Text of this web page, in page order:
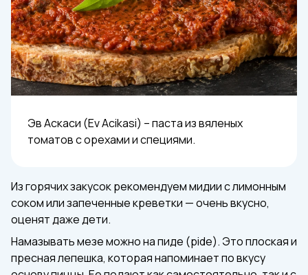
Эв Аскаси (Ev Acikasi) – паста из вяленых
томатов с орехами и специями.
Из горячих закусок рекомендуем мидии с лимонным
соком или запеченные креветки — очень вкусно,
оценят даже дети.
Намазывать мезе можно на пиде (pide). Это плоская и
пресная лепешка, которая напоминает по вкусу